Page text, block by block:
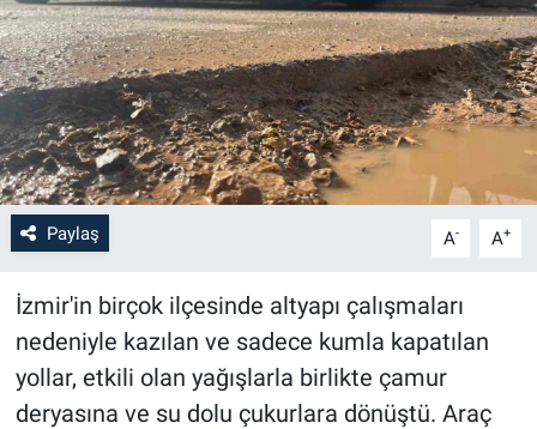
Paylaş A- A+
İzmir'in birçok ilçesinde altyapı çalışmaları
nedeniyle kazılan ve sadece kumla kapatılan
yollar, etkili olan yağışlarla birlikte çamur
deryasına ve su dolu çukurlara dönüştü. Araç